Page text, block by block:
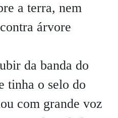
a terra, nem
árvore
da banda do
tinha o selo do
com grande voz